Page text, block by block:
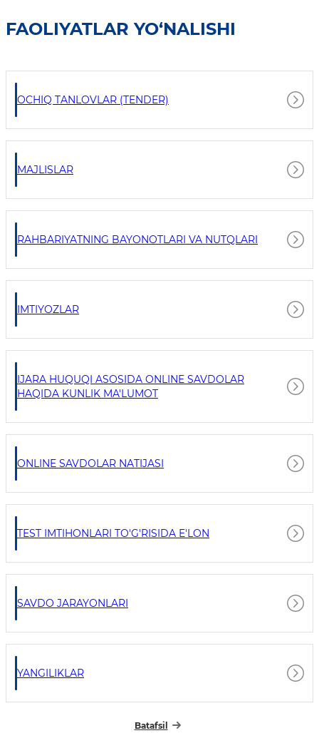
FAOLIYATLAR YO‘NALISHI
OCHIQ TANLOVLAR (TENDER)
MAJLISLAR
RAHBARIYATNING BAYONOTLARI VA NUTQLARI
IMTIYOZLAR
IJARA HUQUQI ASOSIDA ONLINE SAVDOLAR
HAQIDA KUNLIK MA'LUMOT
ONLINE SAVDOLAR NATIJASI
TEST IMTIHONLARI TO'G'RISIDA E'LON
SAVDO JARAYONLARI
YANGILIKLAR
Batafsil